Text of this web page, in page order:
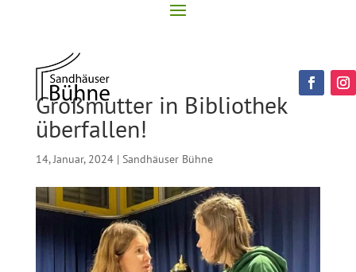
Großmutter in Bibliothek
überfallen!
14, Januar, 2024| Sandhäuser Bühne